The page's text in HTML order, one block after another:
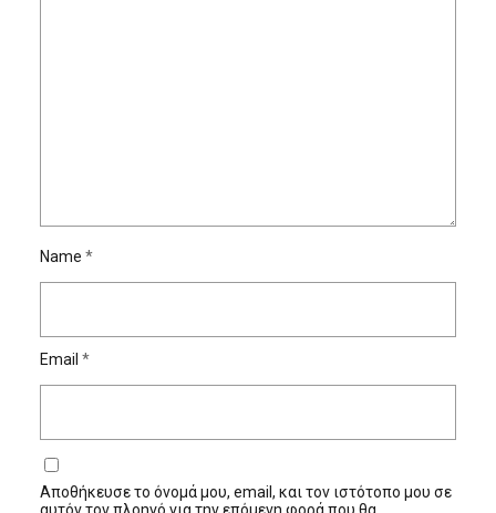
Name *
Email *
Αποθήκευσε το όνομά μου, email, και τον ιστότοπο μου σε